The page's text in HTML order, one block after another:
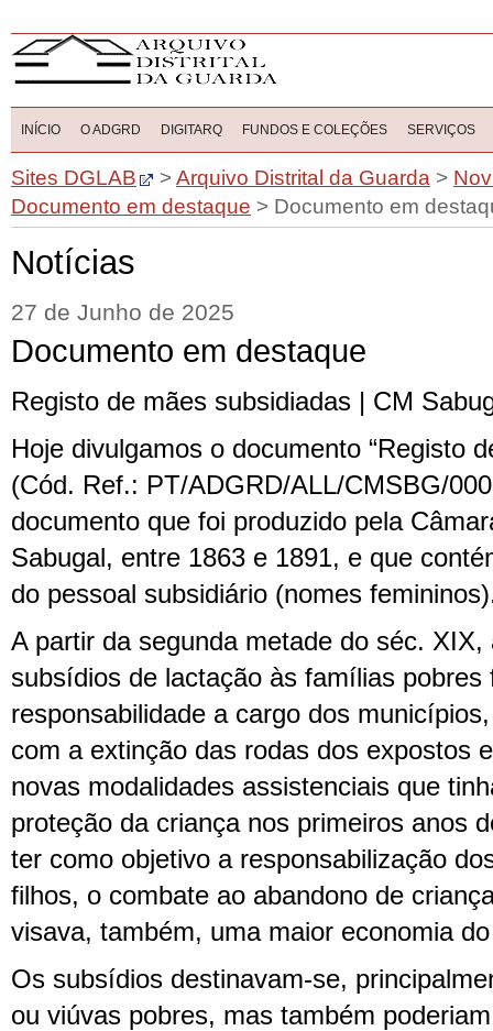
INÍCIO O ADGRD DIGITARQ FUNDOS E COLEÇÕES SERVIÇOS
Sites DGLAB >Arquivo Distrital da Guarda >
Documento em destaque > Documento em
Notícias
27 de Junho de 2025
Documento em destaque
Registo de mães subsidiadas | CM
Hoje divulgamos o documento “Registo
(Cód. Ref.: PT/ADGRD/ALL/CMSBG/
documento que foi produzido pela
Sabugal, entre 1863 e 1891, e que
do pessoal subsidiário (nomes
A partir da segunda metade do séc. XIX,
subsídios de lactação às famílias pobres
responsabilidade a cargo dos
com a extinção das rodas dos expostos
novas modalidades assistenciais que
proteção da criança nos primeiros anos
ter como objetivo a responsabilização
filhos, o combate ao abandono de
visava, também, uma maior economia
Os subsídios destinavam-se,
ou viúvas pobres, mas também